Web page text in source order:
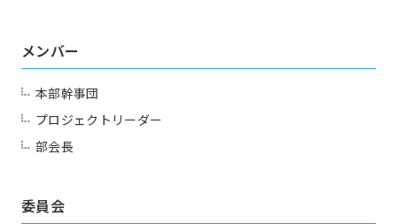
メンバー
本部幹事団
プロジェクトリーダー
部会長
委員会